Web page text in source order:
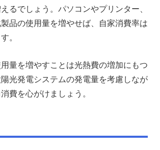
るでしょう。パソコンやプリンター、
品の使用量を増やせば、自家消費率は
。
量を増やすことは光熱費の増加にもつ
光発電システムの発電量を考慮しなが
費を心がけましょう。